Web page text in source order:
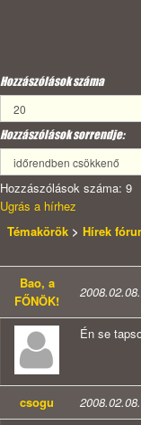
Hozzászólások száma
Hozzászólások sorrendje:
Hozzászólások száma: 9
Ugrás a hírhez
Témakörök > Hírek
Bao, a
FŐNÖK!
Én se
csogu